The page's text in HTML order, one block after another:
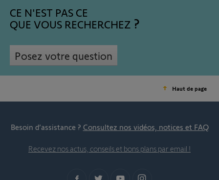
CE N'EST PAS CE
QUE VOUS RECHERCHEZ
Posez votre question
Haut de page
Besoin d’assistance ? Consultez nos vidéos, notices et FAQ
Recevez nos actus, conseils et bons plans par email !